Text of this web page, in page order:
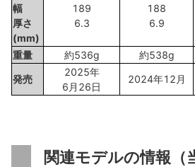
幅
厚さ
(mm)
189
6.3
188
6.9
重量 約536g 約538g
発売
2025年
6月26日
2024年12月
関連モデルの情報（